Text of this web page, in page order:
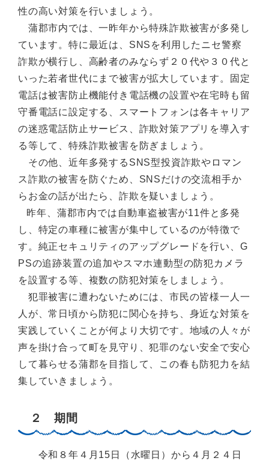
性の高い対策を行いましょう。
蒲郡市内では、一昨年から特殊詐欺被害が多発し
ています。特に最近は、SNSを利用したニセ警察
詐欺が横行し、高齢者のみならず２０代や３０代と
いった若者世代にまで被害が拡大しています。固定
電話は被害防止機能付き電話機の設置や在宅時も留
守番電話に設定する、スマートフォンは各キャリア
の迷惑電話防止サービス、詐欺対策アプリを導入す
る等して、特殊詐欺被害を防ぎましょう。
その他、近年多発するSNS型投資詐欺やロマン
ス詐欺の被害を防ぐため、SNSだけの交流相手か
らお金の話が出たら、詐欺を疑いましょう。
昨年、蒲郡市内では自動車盗被害が11件と多発
し、特定の車種に被害が集中しているのが特徴で
す。純正セキュリティのアップグレードを行い、G
PSの追跡装置の追加やスマホ連動型の防犯カメラ
を設置する等、複数の防犯対策をしましょう。
犯罪被害に遭わないためには、市民の皆様一人一
人が、常日頃から防犯に関心を持ち、身近な対策を
実践していくことが何より大切です。地域の人々が
声を掛け合って町を見守り、犯罪のない安全で安心
して暮らせる蒲郡を目指して、この春も防犯力を結
集していきましょう。
２ 期間
令和８年４月15日（水曜日）から４月２４日